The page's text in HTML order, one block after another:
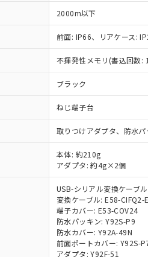
2000m以下
前面: IP66、リアケース: IP20
不揮発性メモリ(書込回数:
ブラック
ねじ端子台
取りつけアダプタ、防水パッ
本体: 約210g
アダプタ: 約4g×2個
USB-シリアル変換ケーブル:
変換ケーブル: E58-CIFQ2-E
端子カバー: E53-COV24
防水パッキン: Y92S-P9
防水カバー: Y92A-49N
前面ポートカバー: Y92S-P7
アダプタ: Y92F-51
みいただき、同意のうえ
は、当社制御機器事業取扱
在庫状況および標準価格
供させていただくもので
器事業取扱商品の中には、
の対象外となる商品もある
製品が提供可能な商品で
指令（10物質）の非含
品に切り替える予定のある
EU RoHS指令（10物質）の
商品で、対応品を出す予
況を調査中または確認中の
ンス料など無形物で、有
のない商品です。
により、非含有部品として
材料含有率が中国RoHSの
ことを示します。
材料含有率が中国RoHSの